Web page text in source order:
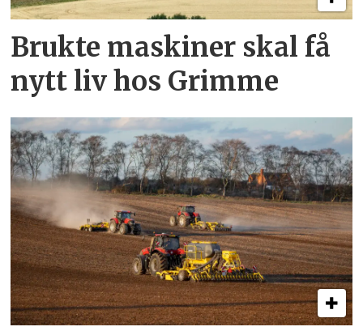
Brukte maskiner skal få
nytt liv hos Grimme